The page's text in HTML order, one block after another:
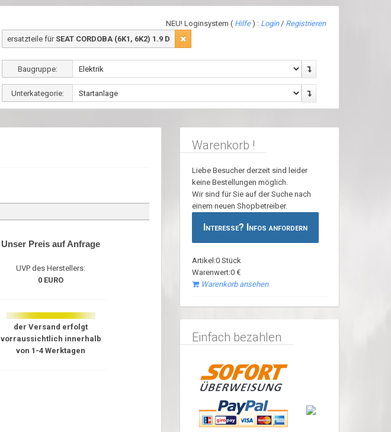
NEU! Loginsystem ( Hilfe) : Login/ Registrieren
ersatzteile für SEAT CORDOBA (6K1, 6K2) 1.9 D
Baugruppe:
Unterkategorie:
Unser Preis auf Anfrage
UVP des Herstellers:
0 EURO
der Versand erfolgt
vorraussichtlich innerhalb
von 1-4 Werktagen
Warenkorb !
Liebe Besucher derzeit sind leider
keine Bestellungen möglich.
Wir sind für Sie auf der Suche nach
einem neuen Shopbetreiber.
Interesse? Infos anfordern
Artikel:0 Stück
Warenwert:0 €
Warenkorb ansehen
Einfach bezahlen